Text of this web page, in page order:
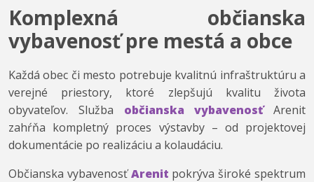
Komplexná občianska
vybavenosť pre mestá a obce
Každá obec či mesto potrebuje kvalitnú infraštruktúru a
verejné priestory, ktoré zlepšujú kvalitu života
obyvateľov. Služba
občianska vybavenosťArenit
zahŕňa kompletný proces výstavby – od projektovej
dokumentácie po realizáciu a kolaudáciu.
Občianska vybavenosťArenit pokrýva široké spektrum